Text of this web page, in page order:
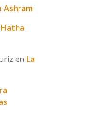
Ashram
Hatha
en La